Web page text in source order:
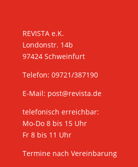
REVISTA e.K.
Londonstr. 14b
97424 Schweinfurt
Telefon: 09721/387190
E-Mail: post@revista.de
telefonisch erreichbar:
Mo-Do 8 bis 15 Uhr
Fr 8 bis 11 Uhr
Termine nach Vereinbarung